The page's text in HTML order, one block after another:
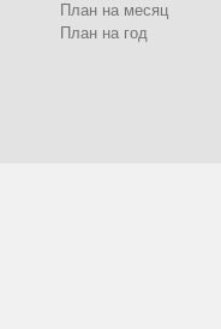
План на месяц
План на год